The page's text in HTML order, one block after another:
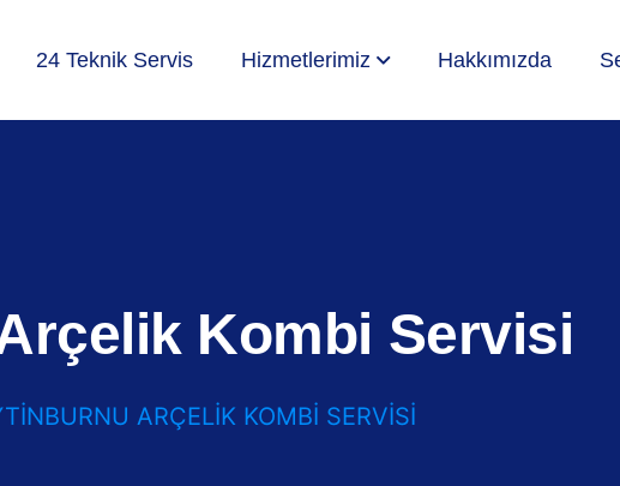
24 Teknik Servis Hizmetlerimiz Hakkımızda
Kombi Servisi
ARÇELIK KOMBI SERVISI